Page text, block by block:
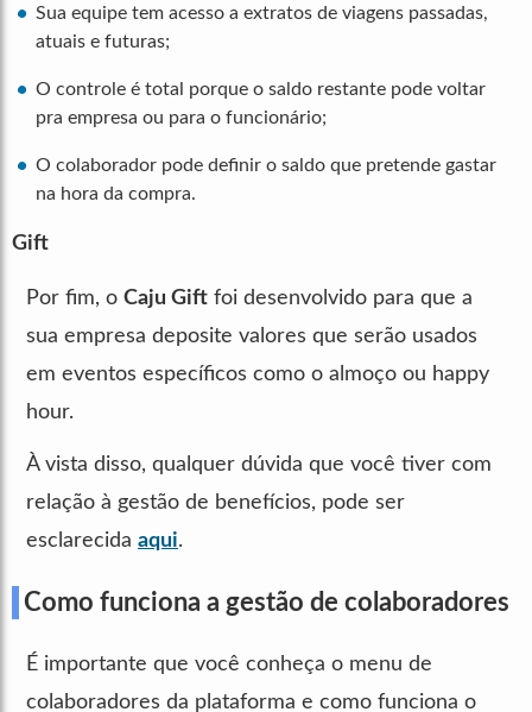
Sua equipe tem acesso a extratos de viagens passadas,
atuais e futuras;
O controle é total porque o saldo restante pode voltar
pra empresa ou para o funcionário;
O colaborador pode definir o saldo que pretende gastar
na hora da compra.
Gift
Por fim, o Caju Gift foi desenvolvido para que a
sua empresa deposite valores que serão usados
em eventos específicos como o almoço ou happy
hour.
À vista disso, qualquer dúvida que você tiver com
relação à gestão de benefícios, pode ser
esclarecida aqui.
Como funciona a gestão de colaboradores
É importante que você conheça o menu de
colaboradores da plataforma e como funciona o